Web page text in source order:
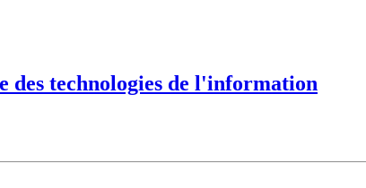
technologies de l'information